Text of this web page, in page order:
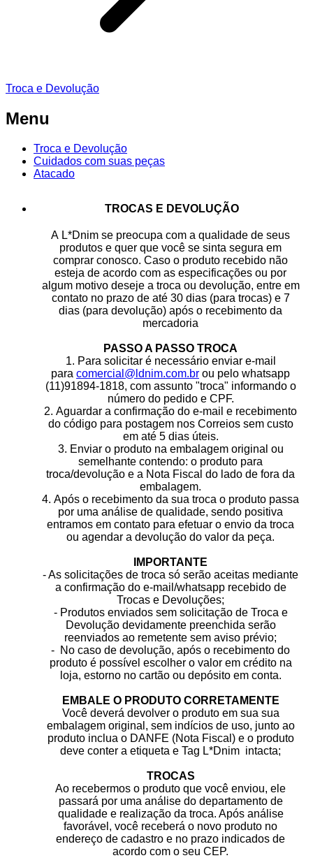
Troca e Devolução
Menu
Troca e Devolução
Cuidados com suas peças
Atacado
TROCAS E DEVOLUÇÃO
A L*Dnim se preocupa com a qualidade de seus
produtos e quer que você se sinta segura em
comprar conosco. Caso o produto recebido não
esteja de acordo com as especificações ou por
algum motivo deseje a troca ou devolução, entre em
contato no prazo de até 30 dias (para trocas) e 7
dias (para devolução) após o recebimento da
mercadoria
PASSO A PASSO TROCA
1. Para solicitar é necessário enviar e-mail
para comercial@ldnim.com.br ou pelo whatsapp
(11)91894-1818, com assunto "troca" informando o
número do pedido e CPF.
2. Aguardar a confirmação do e-mail e recebimento
do código para postagem nos Correios sem custo
em até 5 dias úteis.
3. Enviar o produto na embalagem original ou
semelhante contendo: o produto para
troca/devolução e a Nota Fiscal do lado de fora da
embalagem.
4. Após o recebimento da sua troca o produto passa
por uma análise de qualidade, sendo positiva
entramos em contato para efetuar o envio da troca
ou agendar a devolução do valor da peça.
IMPORTANTE
- As solicitações de troca só serão aceitas mediante
a confirmação do e-mail/whatsapp recebido de
Trocas e Devoluções;
- Produtos enviados sem solicitação de Troca e
Devolução devidamente preenchida serão
reenviados ao remetente sem aviso prévio;
- No caso de devolução, após o recebimento do
produto é possível escolher o valor em crédito na
loja, estorno no cartão ou depósito em conta.
EMBALE O PRODUTO CORRETAMENTE
Você deverá devolver o produto em sua sua
embalagem original, sem indícios de uso, junto ao
produto inclua o DANFE (Nota Fiscal) e o produto
deve conter a etiqueta e Tag L*Dnim intacta;
TROCAS
Ao recebermos o produto que você enviou, ele
passará por uma análise do departamento de
qualidade e realização da troca. Após análise
favorável, você receberá o novo produto no
endereço de cadastro e no prazo indicados de
acordo com o seu CEP.